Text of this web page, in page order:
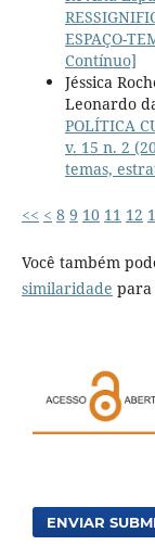
ESPAÇO-
Contínuo]
Jéssica
Leonardo
POLÍTICA
v. 15 n. 2
temas,
<< < 8 9 10 11 12
Você também
similaridade para
ENVIAR